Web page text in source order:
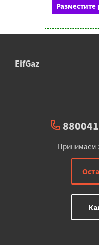
EifGaz
Принимаем